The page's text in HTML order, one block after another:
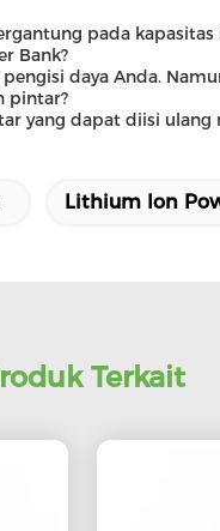
pada
Bank?
daya Anda.
pintar?
dapat diisi ulang
Lithium Ion
Terkait